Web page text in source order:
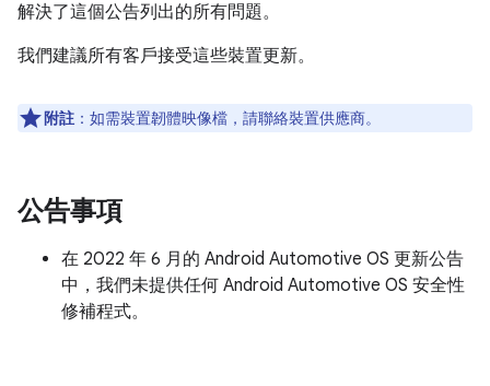
解決了這個公告列出的所有問題。
我們建議所有客戶接受這些裝置更新。
附註 ：如需裝置韌體映像檔，請聯絡裝置供應商。
公告事項
在 2022 年 6 月的 Android Automotive OS 更新公告
中，我們未提供任何 Android Automotive OS 安全性
修補程式。